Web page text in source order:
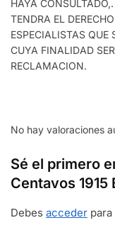
HAYA
TENDRA EL
ESPECIALISTAS QUE
CUYA FINALIDAD
RECLAMACION.
No hay valoraciones
Sé el primero
Centavos 1915
Debes acceder